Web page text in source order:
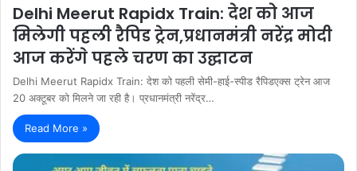
Delhi Meerut Rapidx Train: देश को आज
मिलेगी पहली रैपिड ट्रेन,प्रधानमंत्री नरेंद्र मोदी
आज करेंगे पहले चरण का उद्घाटन
Delhi Meerut Rapidx Train: देश को पहली सेमी-हाई-स्पीड रैपिडएक्स ट्रेन आज
20 अक्टूबर को मिलने जा रही है। प्रधानमंत्री नरेंद्र…
Read More »